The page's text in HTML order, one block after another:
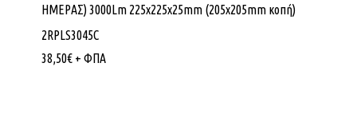
ΗΜΕΡΑΣ) 3000Lm 225x225x25mm (205x205mm κοπή)
2RPLS3045C
38,50€ + ΦΠΑ